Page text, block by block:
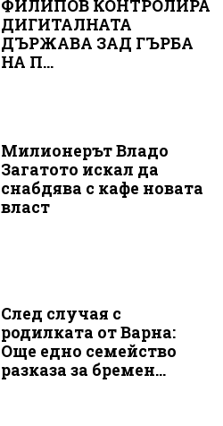
ФИЛИПОВ КОНТРОЛИРА
ДИГИТАЛНАТА
ДЪРЖАВА ЗАД ГЪРБА
НА П...
Милионерът Владо
Загатото искал да
снабдява с кафе новата
власт
След случая с
родилката от Варна:
Още едно семейство
разказа за бремен...